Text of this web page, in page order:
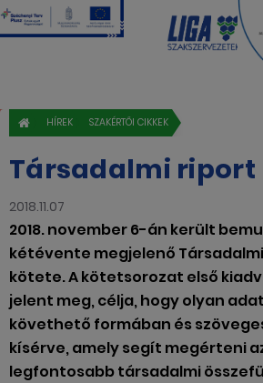
HÍREK SZAKÉRTŐI CIKKEK
Társadalmi riport
2018.11.07
2018. november 6-án került
kétévente megjelenő
kötete. A kötetsorozat első
jelent meg, célja, hogy olyan
követhető formában és
kísérve, amely segít megérteni
legfontosabb társadalmi